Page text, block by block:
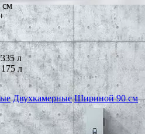
см
л
л
Двухкамерные Шириной 90 см